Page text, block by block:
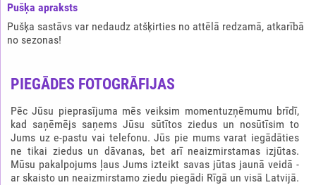
Pušķа apraksts
Pušķa sastāvs var nedaudz atšķirties no attēlā redzamā, atkarībā
no sezonas!
PIEGĀDES FOTOGRĀFIJAS
Pēc Jūsu pieprasījuma mēs veiksim momentuzņēmumu brīdī,
kad saņēmējs saņems Jūsu sūtītos ziedus un nosūtīsim to
Jums uz e-pastu vai telefonu. Jūs pie mums varat iegādāties
ne tikai ziedus un dāvanas, bet arī neaizmirstamas izjūtas.
Mūsu pakalpojums ļaus Jums izteikt savas jūtas jaunā veidā -
ar skaisto un neaizmirstamo ziedu piegādi Rīgā un visā Latvijā.